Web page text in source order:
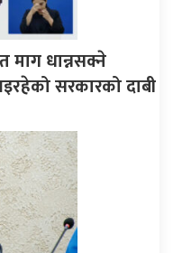
माग धान्नसक्ने
सरकारको दाबी